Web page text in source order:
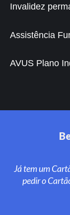
Invalidez
Assistência
AVUS Plano
Já tem um
pedir o